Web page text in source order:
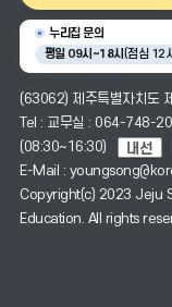
누리집 문의
평일 09시~18시 (점심 12
(63062) 제주특별자치도
Tel : 교무실 : 064-748-
(08:30~16:30)
E-Mail :
Copyright(c) 2023 Jeju
Education. All rights